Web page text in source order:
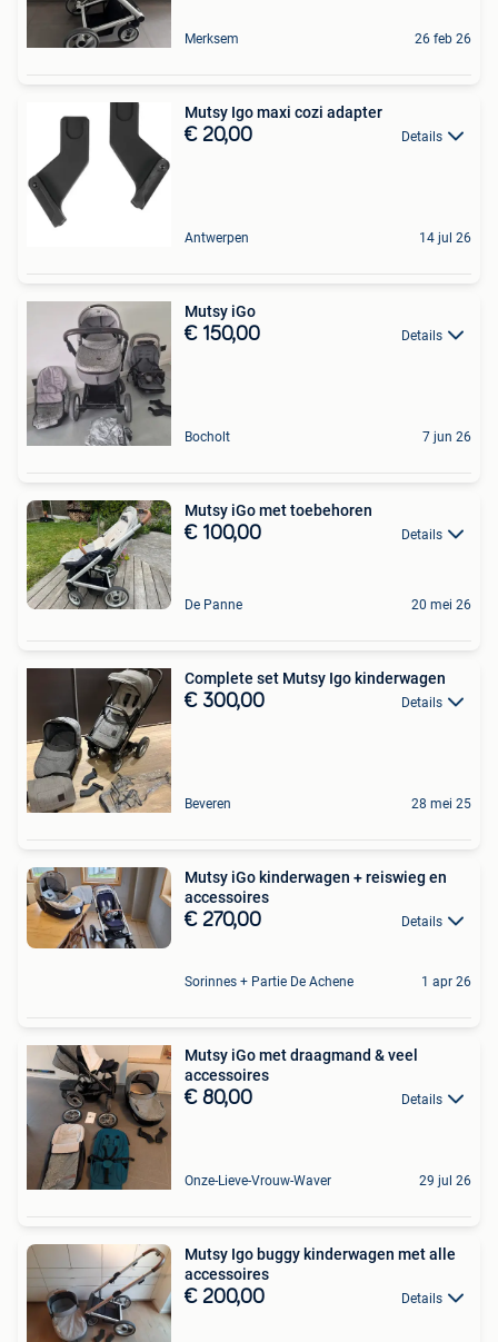
Merksem 26 feb 26
Mutsy Igo maxi cozi adapter
€ 20,00 Details
Antwerpen 14 jul 26
Mutsy iGo
€ 150,00 Details
Bocholt 7 jun 26
Mutsy iGo met toebehoren
€ 100,00 Details
De Panne 20 mei 26
Complete set Mutsy Igo kinderwagen
€ 300,00 Details
Beveren 28 mei 25
Mutsy iGo kinderwagen + reiswieg en
accessoires
€ 270,00 Details
Sorinnes + Partie De Achene 1 apr 26
Mutsy iGo met draagmand & veel
accessoires
€ 80,00 Details
Onze-Lieve-Vrouw-Waver 29 jul 26
Mutsy Igo buggy kinderwagen met alle
accessoires
€ 200,00 Details